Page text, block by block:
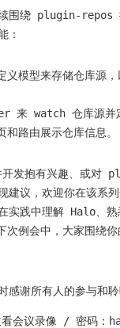
续围绕 plugin-repos
：
义模型来存储仓库源
来 watch 仓库源并
和路由展示仓库信息。
发抱有兴趣、或对
建议，欢迎你在该系
实践中理解 Halo、
例会中，大家围绕
感谢所有人的参与和
看会议录像 / 密码：